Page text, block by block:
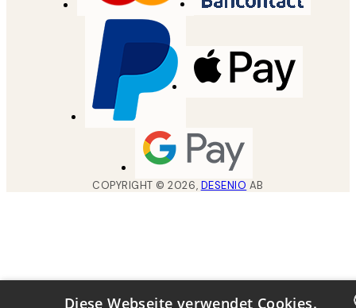
COPYRIGHT ©2026, DESENIO AB
Diese Webseite verwendet Cookies.